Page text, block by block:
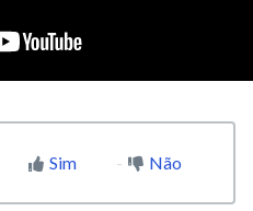
Sim Não